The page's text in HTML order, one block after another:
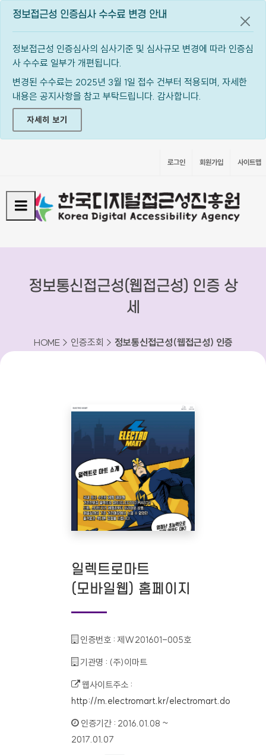
정보접근성 인증심사 수수료 변경 안내
정보접근성 인증심사의 심사기준 및 심사규모 변경에 따라 인증심
사 수수료 일부가 개편됩니다.
변경된 수수료는 2025년 3월 1일 접수 건부터 적용되며, 자세한
내용은 공지사항을 참고 부탁드립니다. 감사합니다.
자세히 보기
공지
로그인 회원가입 사이트맵
정보통신접근성(웹접근성) 인증 상
세
HOME > 인증조회 > 정보통신접근성(웹접근성) 인증
일렉트로마트
(모바일웹) 홈페이지
인증번호 : 제W201601-005호
기관명 : (주)이마트
웹사이트주소 :
http://m.electromart.kr/electromart.do
인증기간 : 2016.01.08 ~
2017.01.07